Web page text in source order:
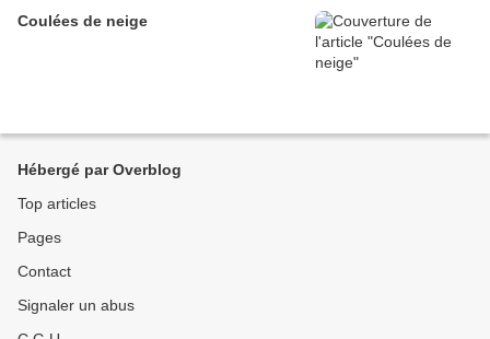
Coulées de neige
Hébergé par Overblog
Top articles
Pages
Contact
Signaler un abus